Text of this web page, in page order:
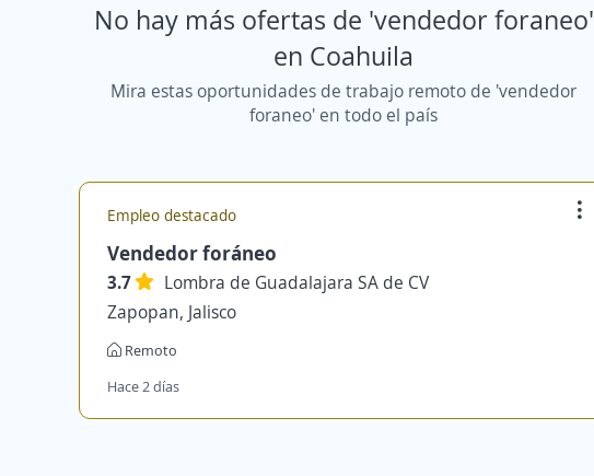
No hay más ofertas de 'vendedor foraneo'
en Coahuila
Mira estas oportunidades de trabajo remoto de 'vendedor
foraneo' en todo el país
Empleo destacado
Vendedor foráneo
3.7
Lombra de Guadalajara SA de CV
Zapopan, Jalisco
Remoto
Hace 2 días